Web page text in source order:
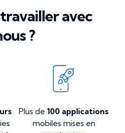
avec
?
Plus de 100 applications
mobiles mises en